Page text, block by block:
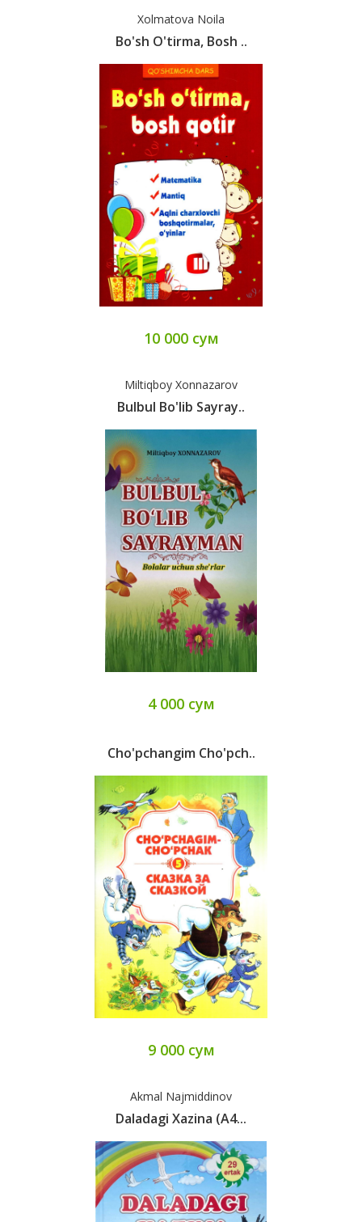
Xolmatova Noila
Bo'sh O'tirma, Bosh ..
10 000 сум
Miltiqboy Xonnazarov
Bulbul Bo'lib Sayray..
4 000 сум
Cho'pchangim Cho'pch..
9 000 сум
Akmal Najmiddinov
Daladagi Xazina (А4...